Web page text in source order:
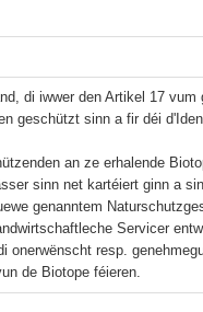
di iwwer den Artikel 17 vum
geschützt sinn a fir déi
an ze erhalende
sinn net kartéiert ginn a
genanntem
Servicer
onerwënscht resp.